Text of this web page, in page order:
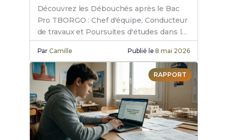
Découvrez les Débouchés après le Bac
Pro TBORGO : Chef d'équipe, Conducteur
de travaux et Poursuites d'études dans le
bâtiment.
ParCamille Publié le8 mai 2026
RAPPORT